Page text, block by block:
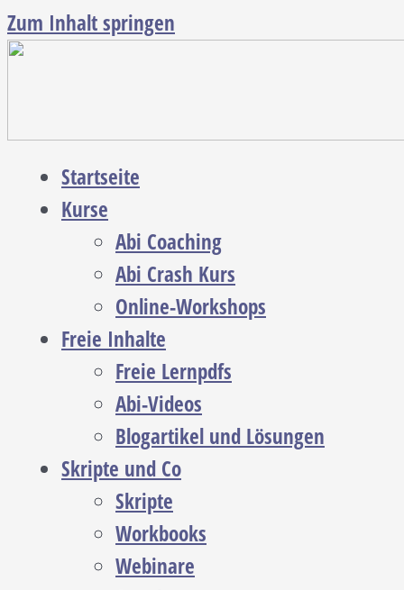
Zum Inhalt springen
Startseite
Kurse
Abi Coaching
Abi Crash Kurs
Online-Workshops
Freie Inhalte
Freie Lernpdfs
Abi-Videos
Blogartikel und Lösungen
Skripte und Co
Skripte
Workbooks
Webinare